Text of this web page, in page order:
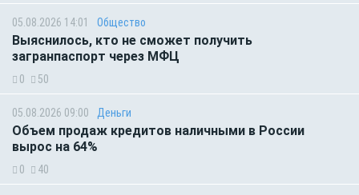
05.08.2026 14:01 Общество
Выяснилось, кто не сможет получить
загранпаспорт через МФЦ
0 50
05.08.2026 09:00 Деньги
Объем продаж кредитов наличными в России
вырос на 64%
0 40